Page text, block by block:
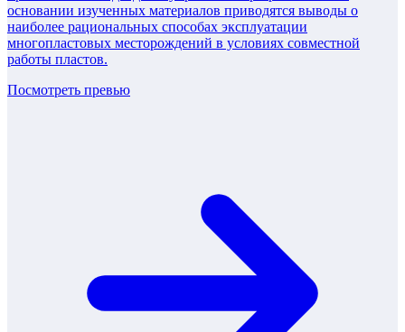
основании изученных материалов приводятся выводы о
наиболее рациональных способах эксплуатации
многопластовых месторождений в условиях совместной
работы пластов.
Посмотреть превью